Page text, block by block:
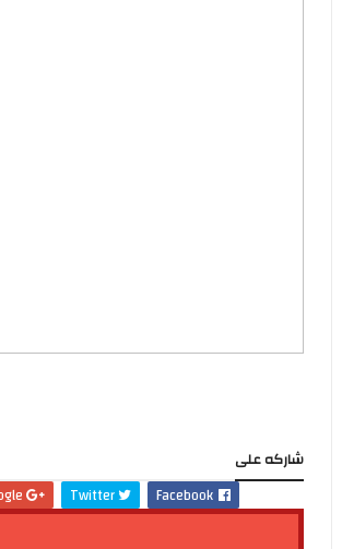
شاركه على
Facebook
Twitter